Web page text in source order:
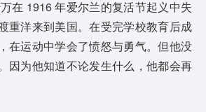
在 1916 年爱尔兰的复活节起义中失
重洋来到美国。在受完学校教育后成
在运动中学会了愤怒与勇气。但他没
因为他知道不论发生什么，他都会再